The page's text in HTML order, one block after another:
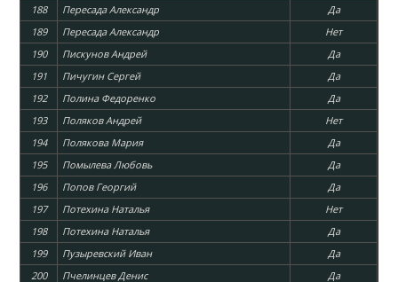
188
Пересада Александр
Да
189
Пересада Александр
Нет
190
Пискунов Андрей
Да
191
Пичугин Сергей
Да
192
Полина Федоренко
Да
193
Поляков Андрей
Нет
194
Полякова Мария
Да
195
Помылева Любовь
Да
196
Попов Георгий
Да
197
Потехина Наталья
Нет
198
Потехина Наталья
Да
199
Пузыревский Иван
Да
200
Пчелинцев Денис Да